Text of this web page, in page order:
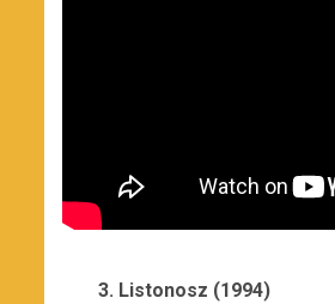
3. Listonosz (1994)